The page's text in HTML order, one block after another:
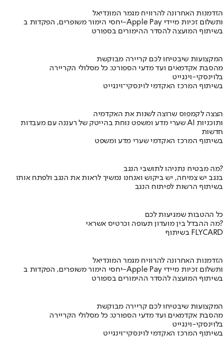
הזדמנות האחרונה להרוויח מגמר המונדיאל
יחסי הימור משופרים, הפקדות ב-Apple Pay ותשלום זכיות מיידי
בשיתוף המועצה להסדר ההימורים בספורט
המקצועות שיבטיחו לכם קריירה מבוקשת
מהסבת אקדמאים ועד מדעי הספורט: כל מסלולי הקריירה
בלוינסקי-וינגייט
בשיתוף המרכז האקדמי לוינסקי־וינגייט
הצצה לקמפוס שרוצה לשנות את האקדמיה
שערי מדע ומשפט נוחת בהייטק של רעננה עם מעבדות AI ותוכניות
חדשות
בשיתוף המרכז האקדמי שערי מדע ומשפט
מה מבטיח נתניהו לתושבי הנגב?
בנגב יש צמיחה, יש ביקוש ואנחנו נמשיך לראות את הנגב ולפתח אותו
בשיתוף הרשות לפיתוח הנגב
כל ההטבות שמגיעות לכם
מה ההבדל בין מועדון תעופה וכרטיס אשראי?
בשיתוף FLYCARD
הזדמנות האחרונה להרוויח מגמר המונדיאל
יחסי הימור משופרים, הפקדות ב-Apple Pay ותשלום זכיות מיידי
בשיתוף המועצה להסדר ההימורים בספורט
המקצועות שיבטיחו לכם קריירה מבוקשת
מהסבת אקדמאים ועד מדעי הספורט: כל מסלולי הקריירה
בלוינסקי-וינגייט
בשיתוף המרכז האקדמי לוינסקי־וינגייט